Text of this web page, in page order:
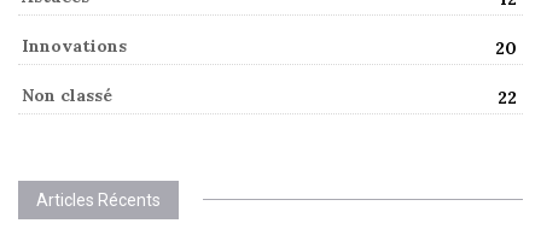
Innovations 20
Non classé 22
Articles Récents